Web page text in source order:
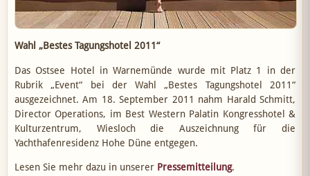
Wahl „Bestes Tagungshotel 2011“
Das Ostsee Hotel in Warnemünde wurde mit Platz 1 in der
Rubrik „Event“ bei der Wahl „Bestes Tagungshotel 2011“
ausgezeichnet. Am 18. September 2011 nahm Harald Schmitt,
Director Operations, im Best Western Palatin Kongresshotel &
Kulturzentrum, Wiesloch die Auszeichnung für die
Yachthafenresidenz Hohe Düne entgegen.
Lesen Sie mehr dazu in unserer Pressemitteilung.